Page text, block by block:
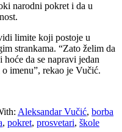
narodni pokret i da u
limite koji postoje u
strankama. “Zato želim da
da se napravi jedan
imenu”, rekao je Vučić.
Aleksandar Vučić, borba
, pokret, prosvetari, škole